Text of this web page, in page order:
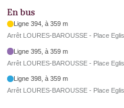
En bus
Ligne 394, à 359 m
Arrêt LOURES-BAROUSSE - Place
Ligne 395, à 359 m
Arrêt LOURES-BAROUSSE - Place
Ligne 398, à 359 m
Arrêt LOURES-BAROUSSE - Place